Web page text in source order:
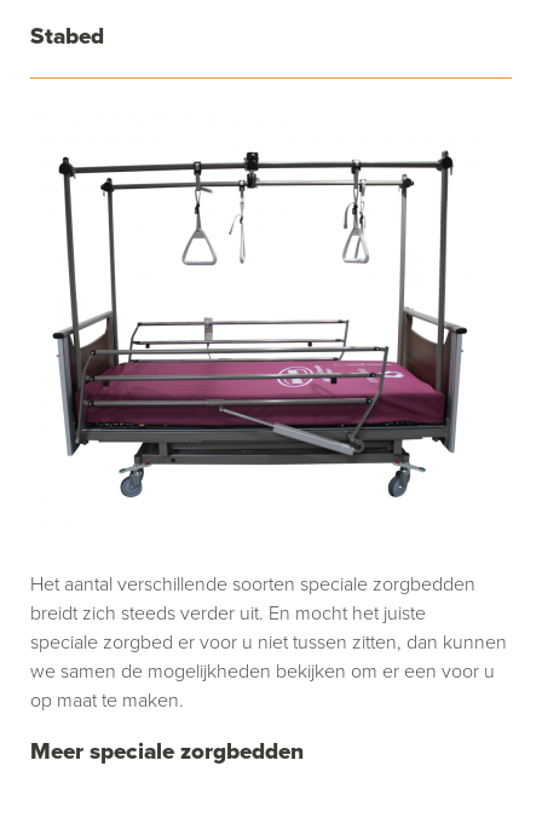
Stabed
Meer speciale zorgbedden
Het aantal verschillende soorten speciale zorgbedden
breidt zich steeds verder uit. En mocht het juiste
speciale zorgbed er voor u niet tussen zitten, dan kunnen
we samen de mogelijkheden bekijken om er een voor u
op maat te maken.